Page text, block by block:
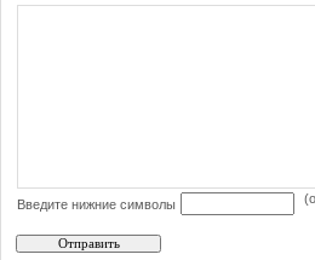
Введите нижние символы